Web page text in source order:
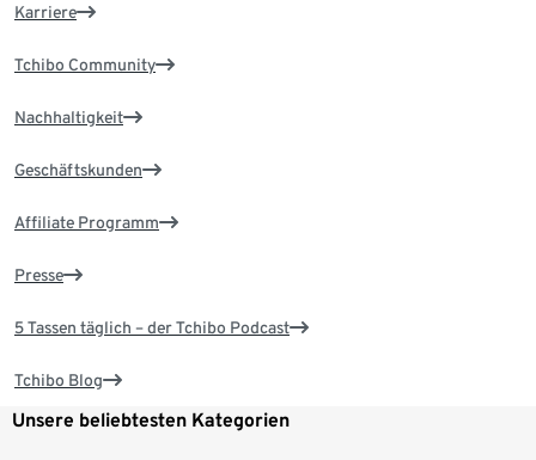
Karriere
Tchibo Community
Nachhaltigkeit
Geschäftskunden
Affiliate Programm
Presse
5 Tassen täglich – der Tchibo Podcast
Tchibo Blog
Unsere beliebtesten Kategorien